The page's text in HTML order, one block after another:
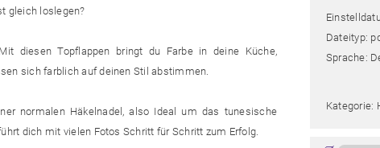
gleich loslegen?
diesen Topflappen bringt du Farbe in deine Küche,
sich farblich auf deinen Stil abstimmen.
normalen Häkelnadel, also Ideal um das tunesische
dich mit vielen Fotos Schritt für Schritt zum Erfolg.
Dateityp:
Sprache:
Kategorie: